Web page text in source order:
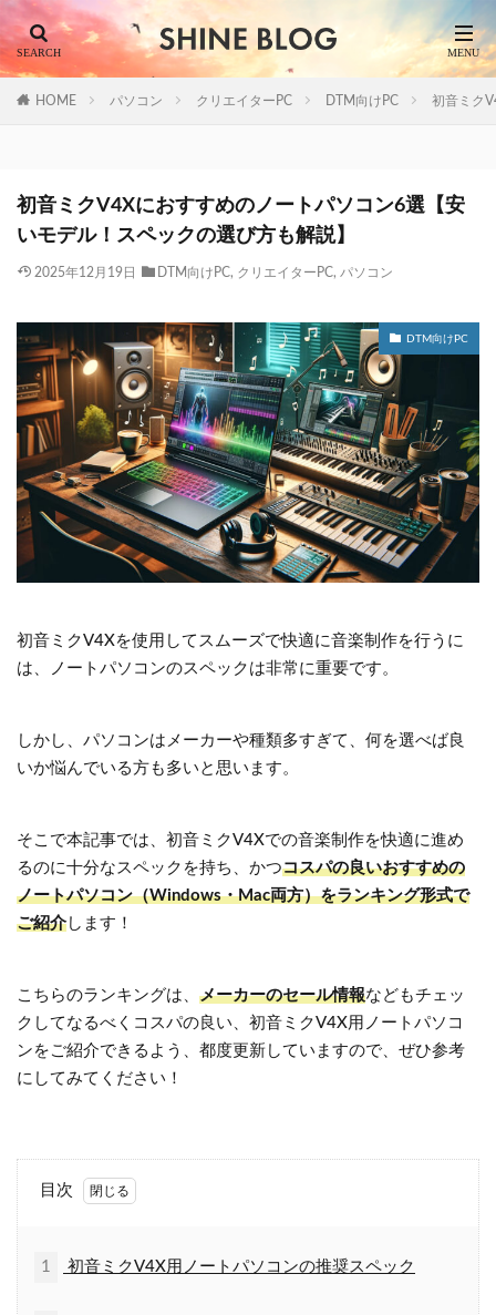
HOME パソコン クリエイターPC DTM向けPC 初音ミク
初音ミクV4Xにおすすめのノートパソコン6選【安
いモデル！スペックの選び方も解説】
2025年12月19日 DTM向けPC, クリエイターPC, パソコン
DTM向けPC
初音ミクV4Xを使用してスムーズで快適に音楽制作を行うに
は、ノートパソコンのスペックは非常に重要です。
しかし、パソコンはメーカーや種類多すぎて、何を選べば良
いか悩んでいる方も多いと思います。
そこで本記事では、初音ミクV4Xでの音楽制作を快適に進め
るのに十分なスペックを持ち、かつコスパの良いおすすめの
ノートパソコン（Windows・Mac両方）をランキング形式で
ご紹介します！
こちらのランキングは、 メーカーのセール情報などもチェッ
クしてなるべくコスパの良い、初音ミクV4X用ノートパソコ
ンをご紹介できるよう、都度更新していますので、ぜひ参考
にしてみてください！
目次
1 初音ミクV4X用ノートパソコンの推奨スペック